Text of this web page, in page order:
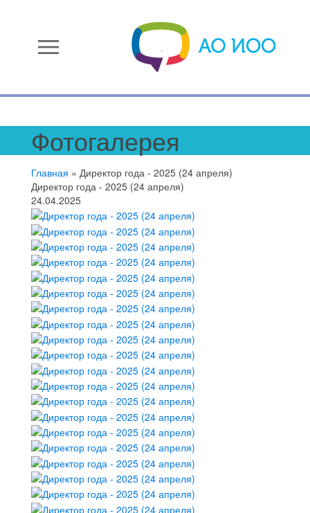
menu
Фотогалерея
Главная » Директор года - 2025 (24 апреля)
Директор года - 2025 (24 апреля)
24.04.2025